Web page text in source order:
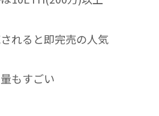
されると即完売の人気
もすごい